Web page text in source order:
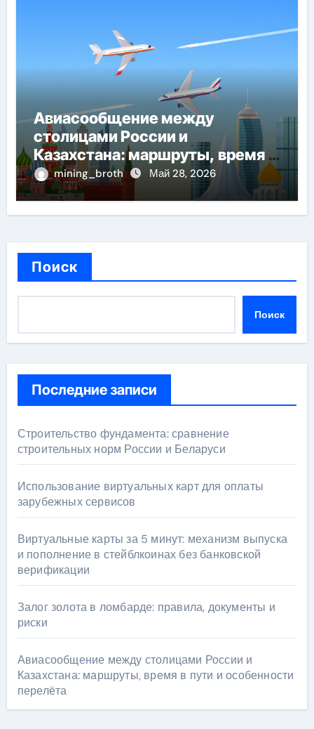
Авиасообщение между
столицами России и
Казахстана: маршруты, время в
пути и особенности перелёта
mining_broth Май 28, 2026
Поиск
Поиск
Последние записи
Строительство фундамента: сравнение
строительных норм России и Беларуси
Использование виртуальных карт для оплаты
зарубежных сервисов
Виртуальные карты за 5 минут: механизм выпуска
и пополнение в стейблкоинах без банковской
верификации
Залог золота в ломбарде: правила, документы и
риски
Авиасообщение между столицами России и
Казахстана: маршруты, время в пути и особенности
перелёта